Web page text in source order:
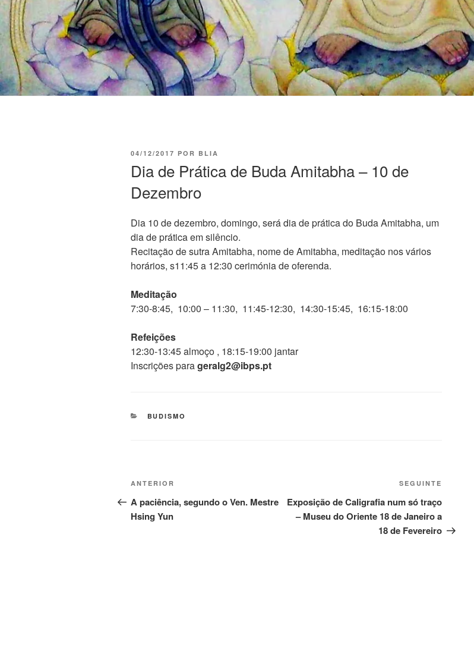
04/12/2017 POR BLIA
Dia de Prática de Buda Amitabha – 10 de
Dezembro
Dia 10 de dezembro, domingo, será dia de prática do Buda Amitabha, um
dia de prática em silêncio.
Recitação de sutra Amitabha, nome de Amitabha, meditação nos vários
horários, s11:45 a 12:30 cerimónia de oferenda.
Meditação
7:30-8:45, 10:00 – 11:30, 11:45-12:30, 14:30-15:45, 16:15-18:00
Refeições
12:30-13:45 almoço , 18:15-19:00 jantar
Inscrições parageralg2@ibps.pt
BUDISMO
ANTERIOR
A paciência, segundo o Ven. Mestre
Hsing Yun
SEGUINTE
Exposição de Caligrafia num só traço
– Museu do Oriente 18 de Janeiro a
18 de Fevereiro